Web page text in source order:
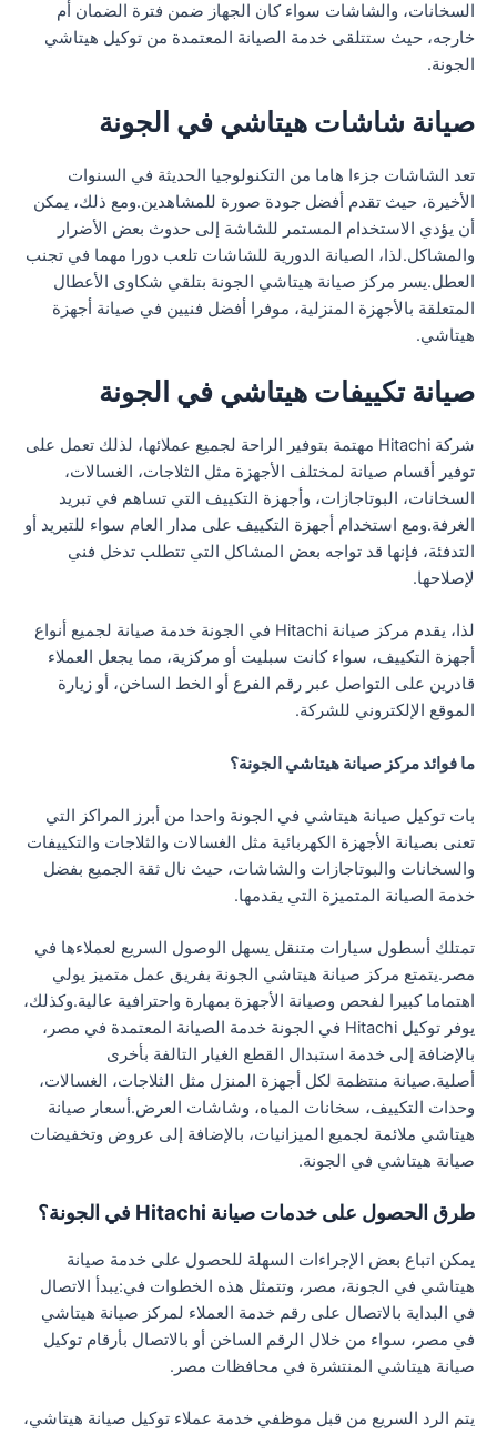
السخانات، والشاشات سواء كان الجهاز ضمن فترة الضمان أم
خارجه، حيث ستتلقى خدمة الصيانة المعتمدة من توكيل هيتاشي
الجونة.
صيانة شاشات هيتاشي في الجونة
تعد الشاشات جزءا هاما من التكنولوجيا الحديثة في السنوات
الأخيرة، حيث تقدم أفضل جودة صورة للمشاهدين.ومع ذلك، يمكن
أن يؤدي الاستخدام المستمر للشاشة إلى حدوث بعض الأضرار
والمشاكل.لذا، الصيانة الدورية للشاشات تلعب دورا مهما في تجنب
العطل.يسر مركز صيانة هيتاشي الجونة بتلقي شكاوى الأعطال
المتعلقة بالأجهزة المنزلية، موفرا أفضل فنيين في صيانة أجهزة
هيتاشي.
صيانة تكييفات هيتاشي في الجونة
شركة Hitachi مهتمة بتوفير الراحة لجميع عملائها، لذلك تعمل على
توفير أقسام صيانة لمختلف الأجهزة مثل الثلاجات، الغسالات،
السخانات، البوتاجازات، وأجهزة التكييف التي تساهم في تبريد
الغرفة.ومع استخدام أجهزة التكييف على مدار العام سواء للتبريد أو
التدفئة، فإنها قد تواجه بعض المشاكل التي تتطلب تدخل فني
لإصلاحها.
لذا، يقدم مركز صيانة Hitachi في الجونة خدمة صيانة لجميع أنواع
أجهزة التكييف، سواء كانت سبليت أو مركزية، مما يجعل العملاء
قادرين على التواصل عبر رقم الفرع أو الخط الساخن، أو زيارة
الموقع الإلكتروني للشركة.
ما فوائد مركز صيانة هيتاشي الجونة؟
بات توكيل صيانة هيتاشي في الجونة واحدا من أبرز المراكز التي
تعنى بصيانة الأجهزة الكهربائية مثل الغسالات والثلاجات والتكييفات
والسخانات والبوتاجازات والشاشات، حيث نال ثقة الجميع بفضل
خدمة الصيانة المتميزة التي يقدمها.
تمتلك أسطول سيارات متنقل يسهل الوصول السريع لعملاءها في
مصر.يتمتع مركز صيانة هيتاشي الجونة بفريق عمل متميز يولي
اهتماما كبيرا لفحص وصيانة الأجهزة بمهارة واحترافية عالية.وكذلك،
يوفر توكيل Hitachi في الجونة خدمة الصيانة المعتمدة في مصر،
بالإضافة إلى خدمة استبدال القطع الغيار التالفة بأخرى
أصلية.صيانة منتظمة لكل أجهزة المنزل مثل الثلاجات، الغسالات،
وحدات التكييف، سخانات المياه، وشاشات العرض.أسعار صيانة
هيتاشي ملائمة لجميع الميزانيات، بالإضافة إلى عروض وتخفيضات
صيانة هيتاشي في الجونة.
طرق الحصول على خدمات صيانة Hitachi في الجونة؟
يمكن اتباع بعض الإجراءات السهلة للحصول على خدمة صيانة
هيتاشي في الجونة، مصر، وتتمثل هذه الخطوات في:يبدأ الاتصال
في البداية بالاتصال على رقم خدمة العملاء لمركز صيانة هيتاشي
في مصر، سواء من خلال الرقم الساخن أو بالاتصال بأرقام توكيل
صيانة هيتاشي المنتشرة في محافظات مصر.
يتم الرد السريع من قبل موظفي خدمة عملاء توكيل صيانة هيتاشي،